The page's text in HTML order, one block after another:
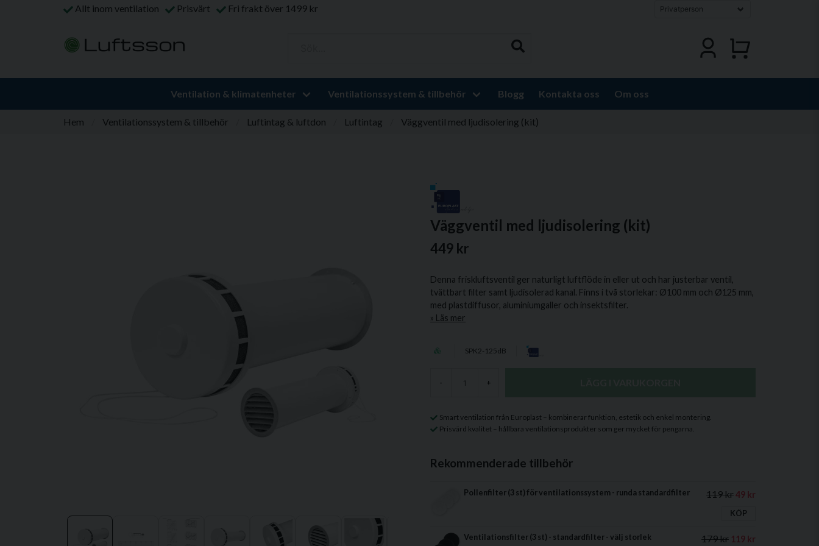
Allt inom ventilation Prisvärt Fri frakt över 1499 kr
Ventilation & klimatenheter Ventilationssystem & tillbehör Blogg Kontakta oss Om oss
Hem Ventilationssystem & tillbehör Luftintag & luftdon Luftintag Väggventil med ljudisolering (kit)
Väggventil med ljudisolering (kit)
449 kr
Denna friskluftsventil ger naturligt luftflöde in eller ut och har justerbar ventil,
tvättbart filter samt ljudisolerad kanal. Finns i två storlekar: Ø100 mm och Ø125 mm,
med plastdiffusor, aluminiumgaller och insektsfilter.
Läs mer
SPK2-125dB
- +
Smart ventilation från Europlast – kombinerar funktion, estetik och enkel montering.
Prisvärd kvalitet – hållbara ventilationsprodukter som ger mycket för pengarna.
Rekommenderade tillbehör
Pollenfilter (3 st) för ventilationssystem - runda standardfilter 119 kr49 kr
KÖP
Ventilationsfilter (3 st) - standardfilter - välj storlek 179 kr 119 kr